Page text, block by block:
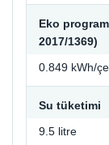
Eko
2017/1369)
0.849 kWh/
Su tüketimi
9.5 litre